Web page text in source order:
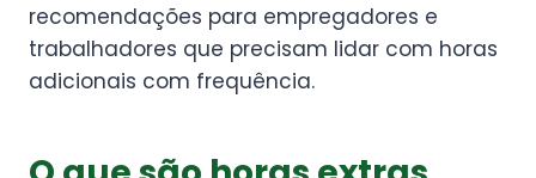
recomendações para empregadores e
trabalhadores que precisam lidar com horas
adicionais com frequência.